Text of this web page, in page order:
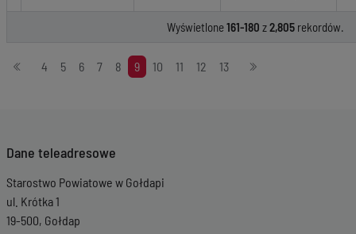
Wyświetlone161-180 z2,805 rekordów.
Stronicowanie
4 5 6 7 8 9 10 11 12 13
Dane teleadresowe
Starostwo Powiatowe w Gołdapi
ul. Krótka 1
19-500, Gołdap